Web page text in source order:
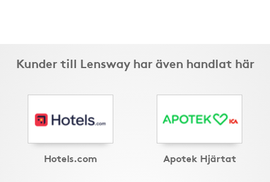
Kunder till Lensway har även handlat här
Hotels.com Apotek Hjärtat